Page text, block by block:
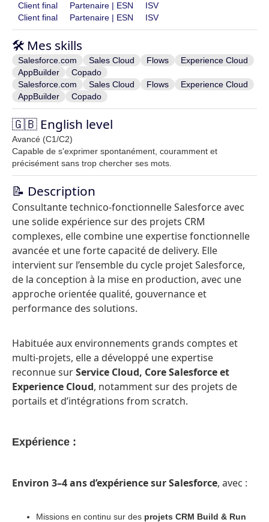
Client final Partenaire | ESN
ISV
Client final
Partenaire | ESN ISV
🛠️ Mes skills
Salesforce.com Sales Cloud Flows
Experience Cloud
AppBuilder
Copado
Salesforce.com
Sales Cloud Flows
Experience Cloud
AppBuilder
Copado
🇬🇧 English level
Avancé (C1/C2)
Capable de s'exprimer spontanément, couramment et
précisément sans trop chercher ses mots.
📝 Description
Consultante technico-fonctionnelle Salesforce avec
une solide expérience sur des projets CRM
complexes, elle combine une expertise fonctionnelle
avancée et une forte capacité de delivery. Elle
intervient sur l’ensemble du cycle projet Salesforce,
de la conception à la mise en production, avec une
approche orientée qualité, gouvernance et
performance des solutions.
Habituée aux environnements grands comptes et
multi-projets, elle a développé une expertise
reconnue surService Cloud, Core Salesforce et
Experience Cloud, notamment sur des projets de
portails et d’intégrations from scratch.
Expérience :
Environ 3–4 ans d’expérience sur Salesforce, avec :
Missions en continu sur des projets CRM Build & Run